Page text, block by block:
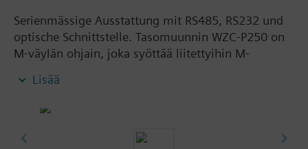
Serienmässige Ausstattung mit RS485, RS232 und
optische Schnittstelle. Tasomuunnin WZC-P250 on
M-väylän ohjain, joka syöttää liitettyihin M-
väylän signaalitason RS485:n signaalitasolle. An
wird über die RS485-Schnittstelle als Pegelwandler
Lisää